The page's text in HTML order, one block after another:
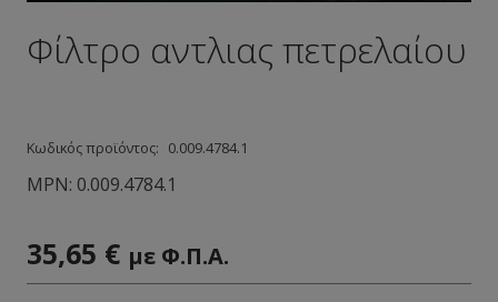
Φίλτρο αντλιας πετρελαίου
Κωδικός προϊόντος: 0.009.4784.1
MPN: 0.009.4784.1
35,65 € με Φ.Π.Α.